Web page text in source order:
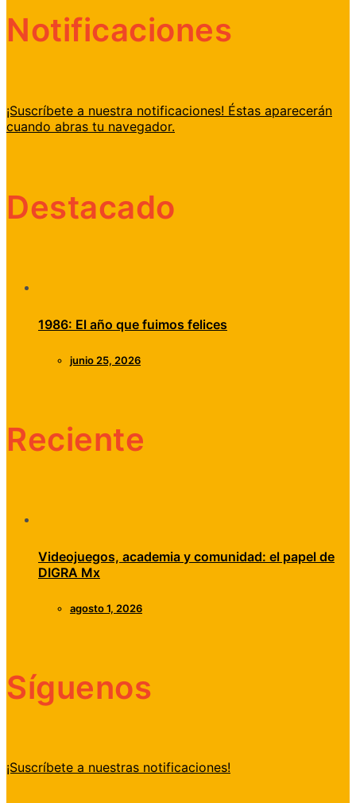
Notificaciones
¡Suscríbete a nuestra notificaciones! Éstas aparecerán
cuando abras tu navegador.
Destacado
1986: El año que fuimos felices
junio 25, 2026
Reciente
Videojuegos, academia y comunidad: el papel de
DIGRA Mx
agosto 1, 2026
Síguenos
¡Suscríbete a nuestras notificaciones!